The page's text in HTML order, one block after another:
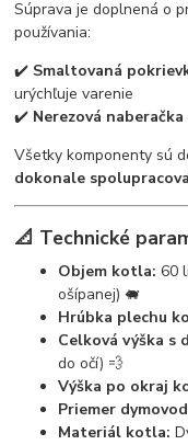
Súprava je doplnená o
používania:
✔️ Smaltovaná
urýchľuje varenie
✔️ Nerezová naberačka
Všetky komponenty sú
dokonale
📐 Technické
Objem kotla: 60
ošípanej) 🐖
Hrúbka plechu
Celková výška s
do očí) 💨
Výška po okraj
Priemer
Materiál kotla: